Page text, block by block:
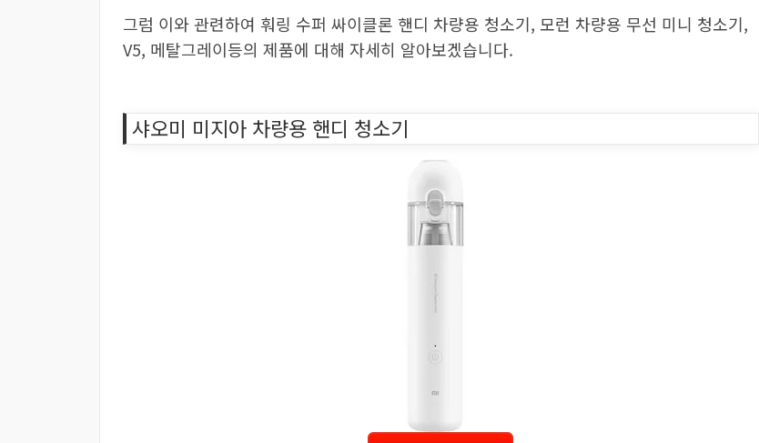
그럼 이와 관련하여 훠링 수퍼 싸이클론 핸디 차량용 청소기, 모런 차량용 무선 미니 청소기,
V5, 메탈그레이등의 제품에 대해 자세히 알아보겠습니다.
샤오미 미지아 차량용 핸디 청소기